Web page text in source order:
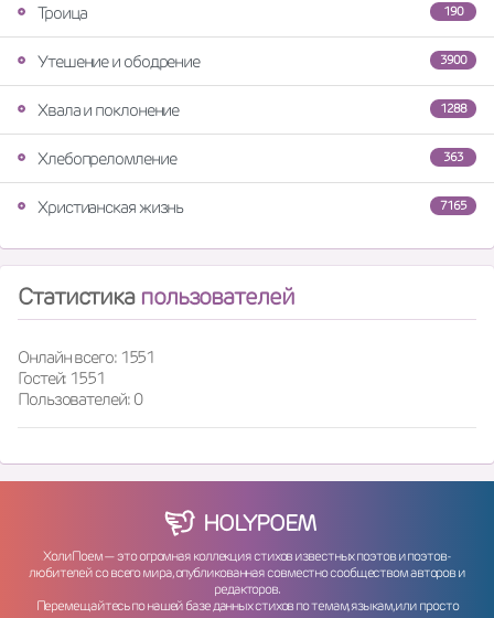
190
Троица
3900
Утешение и ободрение
1288
Хвала и поклонение
363
Хлебопреломление
7165
Христианская жизнь
Статистика пользователей
Онлайн всего: 1551
Гостей: 1551
Пользователей: 0
HOLYPOEM
ХолиПоем — это огромная коллекция стихов известных поэтов и поэтов-
любителей со всего мира, опубликованная совместно сообществом авторов и
редакторов.
Перемещайтесь по нашей базе данных стихов по темам, языкам, или просто